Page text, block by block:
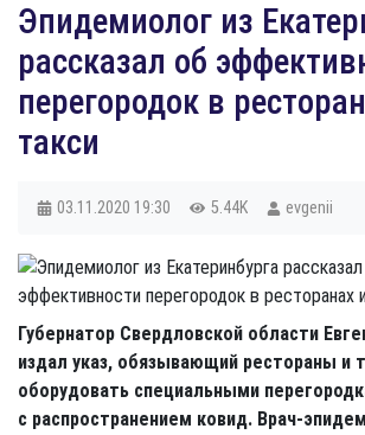
Эпидемиолог из
рассказал об
перегородок в
такси
03.11.2020 19:30 5.44K evgenii
Губернатор Свердловской области
издал указ, обязывающий рестораны и
оборудовать специальными
с распространением ковид. Врач-